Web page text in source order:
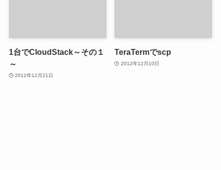
1台でCloudStack～その１
～
2012年12月21日
TeraTermでscp
2012年12月10日